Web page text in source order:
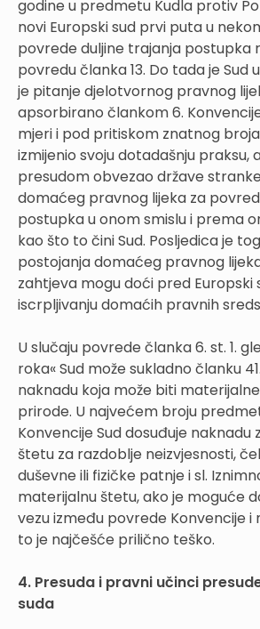
godine u predmetu Kudla protiv
novi Europski sud prvi puta u
povrede duljine trajanja postupka
povredu članka 13. Do tada je Sud
je pitanje djelotvornog pravnog
apsorbirano člankom 6.
mjeri i pod pritiskom znatnog
izmijenio svoju dotadašnju praksu,
presudom obvezao države
domaćeg pravnog lijeka za
postupka u onom smislu i prema
kao što to čini Sud. Posljedica je
postojanja domaćeg pravnog
zahtjeva mogu doći pred Europski
iscrpljivanju domaćih pravnih
U slučaju povrede članka 6. st. 1.
roka« Sud može sukladno članku
naknadu koja može biti
prirode. U najvećem broju
Konvencije Sud dosuđuje
štetu za razdoblje neizvjesnosti,
duševne ili fizičke patnje i sl.
materijalnu štetu, ako je moguće
vezu između povrede Konvencije i
to je najčešće prilično teško.
4. Presuda i pravni učinci
suda